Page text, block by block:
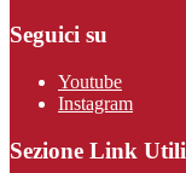
Seguici su
Youtube
Instagram
Sezione Link Utili